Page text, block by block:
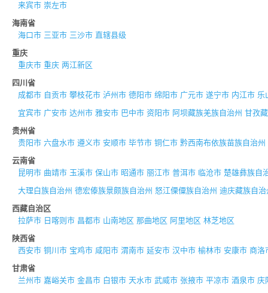
来宾市 崇左市
海南省
海口市 三亚市 三沙市 直辖县级
重庆
重庆市 重庆 两江新区
四川省
成都市 自贡市 攀枝花市 泸州市 德阳市 绵阳市 广元市 遂宁市 内江市 乐
宜宾市 广安市 达州市 雅安市 巴中市 资阳市 阿坝藏族羌族自治州 甘孜
贵州省
贵阳市 六盘水市 遵义市 安顺市 毕节市 铜仁市 黔西南布依族苗族自治州
云南省
昆明市 曲靖市 玉溪市 保山市 昭通市 丽江市 普洱市 临沧市 楚雄彝族自
大理白族自治州 德宏傣族景颇族自治州 怒江傈僳族自治州 迪庆藏族自治
西藏自治区
拉萨市 日喀则市 昌都市 山南地区 那曲地区 阿里地区 林芝地区
陕西省
西安市 铜川市 宝鸡市 咸阳市 渭南市 延安市 汉中市 榆林市 安康市 商洛
甘肃省
兰州市 嘉峪关市 金昌市 白银市 天水市 武威市 张掖市 平凉市 酒泉市 庆